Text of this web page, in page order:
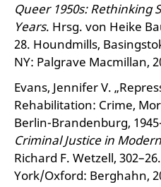
Queer 1950s: Rethinking
Years. Hrsg. von Heike
28. Houndmills,
NY: Palgrave Macmillan,
Evans, Jennifer V.
Rehabilitation: Crime,
Berlin-Brandenburg,
Criminal Justice in
Richard F. Wetzell,
York/Oxford: Berghahn,